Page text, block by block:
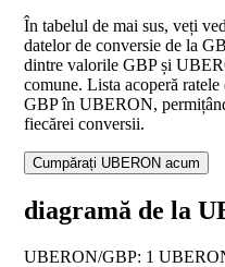
În tabelul de mai sus, veți
datelor de conversie de la
dintre valorile GBP și
comune. Lista acoperă
GBP în UBERON,
fiecărei conversii.
Cumpărați UBERON acum
diagramă de la
UBERON/GBP: 1